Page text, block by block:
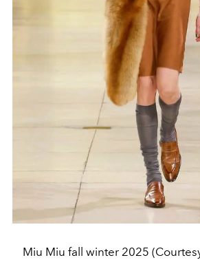
Miu Miu fall winter 2025